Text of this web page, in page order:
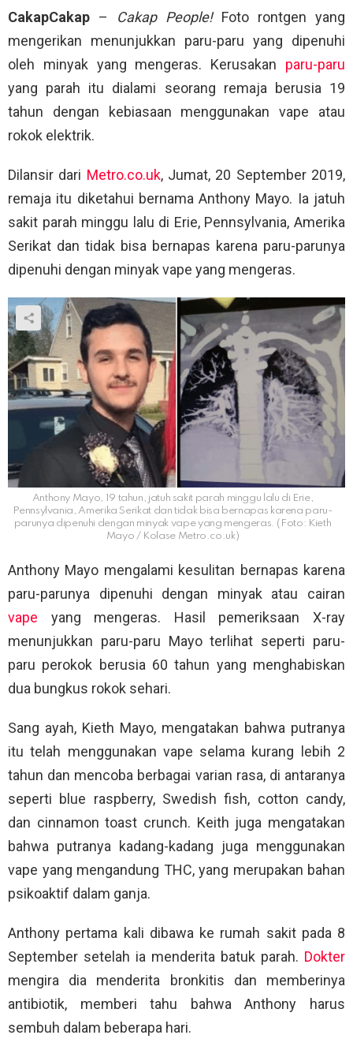
CakapCakap – Cakap People!Foto rontgen yang
mengerikan menunjukkan paru-paru yang dipenuhi
oleh minyak yang mengeras. Kerusakan paru-paru
yang parah itu dialami seorang remaja berusia 19
tahun dengan kebiasaan menggunakan vape atau
rokok elektrik.
Dilansir dari Metro.co.uk, Jumat, 20 September 2019,
remaja itu diketahui bernama Anthony Mayo. Ia jatuh
sakit parah minggu lalu di Erie, Pennsylvania, Amerika
Serikat dan tidak bisa bernapas karena paru-parunya
dipenuhi dengan minyak vape yang mengeras.
Anthony Mayo, 19 tahun, jatuh sakit parah minggu lalu di Erie,
Pennsylvania, Amerika Serikat dan tidak bisa bernapas karena paru-
parunya dipenuhi dengan minyak vape yang mengeras. (Foto: Kieth
Mayo / Kolase Metro.co.uk)
Anthony Mayo mengalami kesulitan bernapas karena
paru-parunya dipenuhi dengan minyak atau cairan
vape yang mengeras. Hasil pemeriksaan X-ray
menunjukkan paru-paru Mayo terlihat seperti paru-
paru perokok berusia 60 tahun yang menghabiskan
dua bungkus rokok sehari.
Sang ayah, Kieth Mayo, mengatakan bahwa putranya
itu telah menggunakan vape selama kurang lebih 2
tahun dan mencoba berbagai varian rasa, di antaranya
seperti blue raspberry, Swedish fish, cotton candy,
dan cinnamon toast crunch. Keith juga mengatakan
bahwa putranya kadang-kadang juga menggunakan
vape yang mengandung THC, yang merupakan bahan
psikoaktif dalam ganja.
Anthony pertama kali dibawa ke rumah sakit pada 8
September setelah ia menderita batuk parah. Dokter
mengira dia menderita bronkitis dan memberinya
antibiotik, memberi tahu bahwa Anthony harus
sembuh dalam beberapa hari.